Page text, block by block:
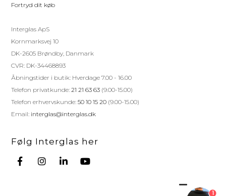
Fortryd dit køb
Interglas ApS
Kornmarksvej 10
DK-2605 Brøndby, Danmark
CVR: DK-34468893
Åbningstider i butik: Hverdage 7.00 - 16.00
Telefon privatkunde:21 21 63 63 (9.00-15.00)
Telefon erhvervskunde:50 10 15 20 (9.00-15.00)
Email: interglas@interglas.dk
Følg Interglas her
1